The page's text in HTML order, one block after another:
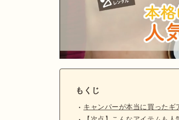
もくじ
キャンパーが本当に買ったギ